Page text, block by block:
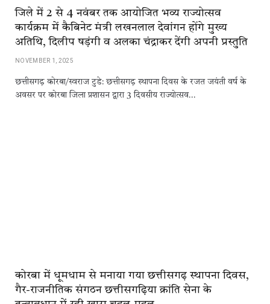
जिले में 2 से 4 नवंबर तक आयोजित भव्य राज्योत्सव
कार्यक्रम में कैबिनेट मंत्री लखनलाल देवांगन होंगे मुख्य
अतिथि, दिलीप षड़ंगी व अलका चंद्राकर देंगी अपनी प्रस्तुति
NOVEMBER 1, 2025
छत्तीसगढ़ कोरबा/स्वराज टुडे: छत्तीसगढ़ स्थापना दिवस के रजत जयंती वर्ष के
अवसर पर कोरबा जिला प्रशासन द्वारा 3 दिवसीय राज्योत्सव…
कोरबा में धूमधाम से मनाया गया छत्तीसगढ़ स्थापना दिवस,
गैर-राजनीतिक संगठन छत्तीसगढ़िया क्रांति सेना के